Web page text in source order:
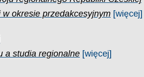
okresie przedakcesyjnym [więcej]
a studia regionalne [więcej]